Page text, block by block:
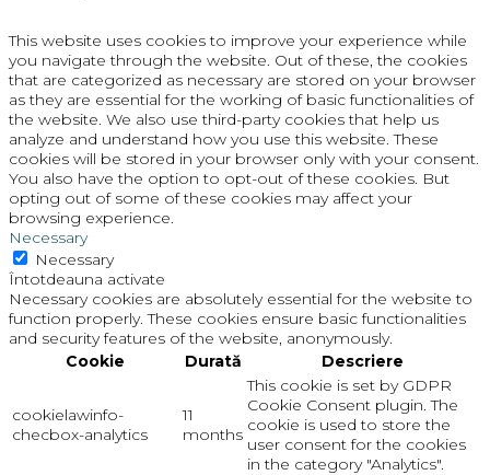
This website uses cookies to improve your experience while
you navigate through the website. Out of these, the cookies
that are categorized as necessary are stored on your browser
as they are essential for the working of basic functionalities of
the website. We also use third-party cookies that help us
analyze and understand how you use this website. These
cookies will be stored in your browser only with your consent.
You also have the option to opt-out of these cookies. But
opting out of some of these cookies may affect your
browsing experience.
Necessary
Necessary
Întotdeauna activate
Necessary cookies are absolutely essential for the website to
function properly. These cookies ensure basic functionalities
and security features of the website, anonymously.
Cookie
Durată Descriere
cookielawinfo-
checbox-analytics
11
months
This cookie is set by GDPR
Cookie Consent plugin. The
cookie is used to store the
user consent for the cookies
in the category "Analytics".